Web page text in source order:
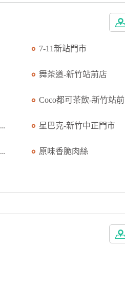
7-11新站門市
舞茶道-新竹站前店
Coco都可茶飲-新竹站前
星巴克-新竹中正門市
原味香脆肉絲